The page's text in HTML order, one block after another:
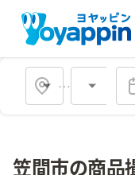
会場
笠間市の商品